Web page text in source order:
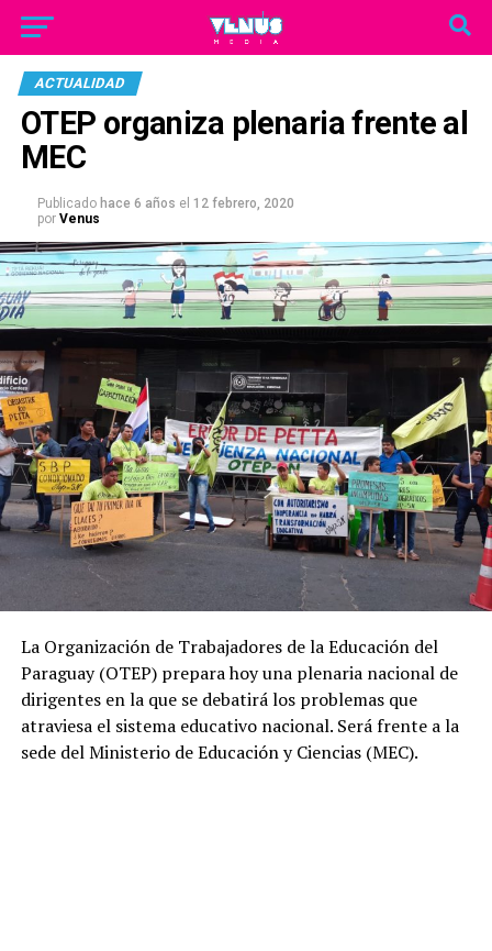
ACTUALIDAD
OTEP organiza plenaria frente al
MEC
Publicado hace 6 años el 12 febrero, 2020
por Venus
La Organización de Trabajadores de la Educación del
Paraguay (OTEP) prepara hoy una plenaria nacional de
dirigentes en la que se debatirá los problemas que
atraviesa el sistema educativo nacional. Será frente a la
sede del Ministerio de Educación y Ciencias (MEC).